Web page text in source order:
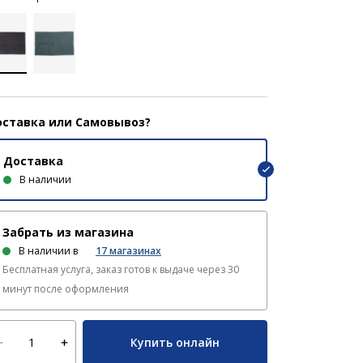
или Самовывоз?
Доставка
В наличии
Забрать из магазина
В наличии в 17магазинах
Бесплатная услуга, заказ готов к выдаче через 30
минут после оформления
Купить онлайн